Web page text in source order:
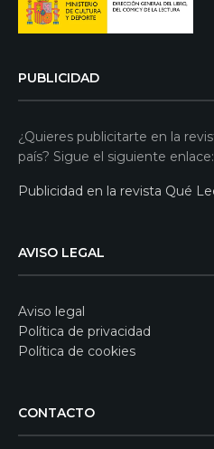
PUBLICIDAD
¿Quieres publicitarte en la
país? Sigue el siguiente enlace:
Publicidad en la revista Qué
AVISO LEGAL
Aviso legal
Política de privacidad
Política de cookies
CONTACTO